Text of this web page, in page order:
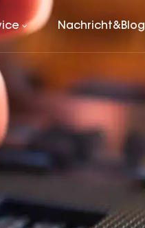
Nachricht&Blog